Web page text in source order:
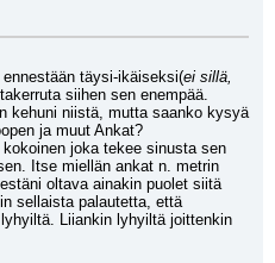
täysi-ikäiseksi(ei sillä,
siihen sen enempää.
kehuni niistä, mutta saanko kysyä
ja muut Ankat?
joka tekee sinusta sen
Itse miellän ankat n. metrin
oltava ainakin puolet siitä
sellaista palautetta, että
Liiankin lyhyiltä joittenkin